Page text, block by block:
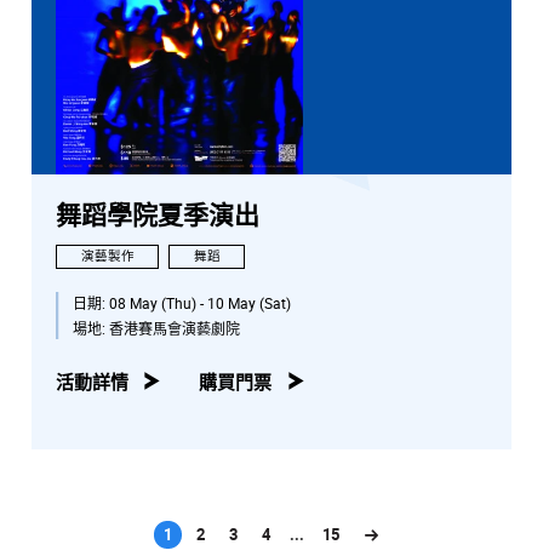
舞蹈學院夏季演出
演藝製作 舞蹈
日期: 08 May (Thu) - 10 May (Sat)
場地: 香港賽馬會演藝劇院
活動詳情 購買門票
1
(current)
2 3 4 ... 15